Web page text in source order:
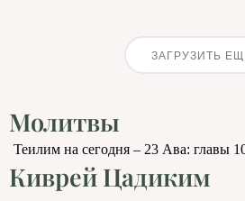
ЗАГРУЗИТЬ
Молитвы
Теилим на сегодня – 23 Ава: главы
Киврей Цадиким